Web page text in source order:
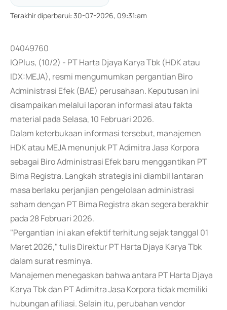
Terakhir diperbarui: 30-07-2026, 09:31:am
04049760
IQPlus, (10/2) - PT Harta Djaya Karya Tbk (HDK atau
IDX:MEJA), resmi mengumumkan pergantian Biro
Administrasi Efek (BAE) perusahaan. Keputusan ini
disampaikan melalui laporan informasi atau fakta
material pada Selasa, 10 Februari 2026.
Dalam keterbukaan informasi tersebut, manajemen
HDK atau MEJA menunjuk PT Adimitra Jasa Korpora
sebagai Biro Administrasi Efek baru menggantikan PT
Bima Registra. Langkah strategis ini diambil lantaran
masa berlaku perjanjian pengelolaan administrasi
saham dengan PT Bima Registra akan segera berakhir
pada 28 Februari 2026.
"Pergantian ini akan efektif terhitung sejak tanggal 01
Maret 2026," tulis Direktur PT Harta Djaya Karya Tbk
dalam surat resminya.
Manajemen menegaskan bahwa antara PT Harta Djaya
Karya Tbk dan PT Adimitra Jasa Korpora tidak memiliki
hubungan afiliasi. Selain itu, perubahan vendor